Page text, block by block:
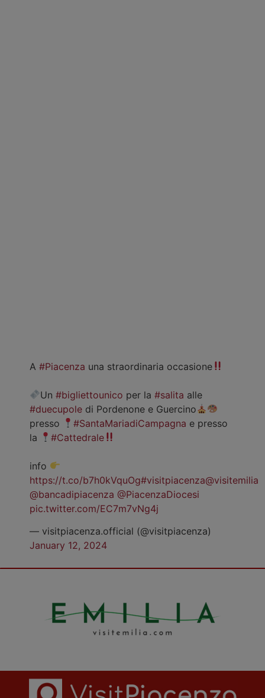
A #Piacenza una straordinaria occasione
Un#bigliettounico per la#salita alle
#duecupole di Pordenone e Guercino
presso
#SantaMariadiCampagna e presso
la
#Cattedrale
info
https://t.co/b7h0kVquOg#visitpiacenza@visitemilia
@bancadipiacenza @PiacenzaDiocesi
pic.twitter.com/EC7m7vNg4j
— visitpiacenza.official (@visitpiacenza)
January 12, 2024